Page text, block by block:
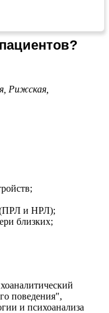
Рижская,
(ПРЛ и НРЛ);
близких;
поведения",
и психоанализа